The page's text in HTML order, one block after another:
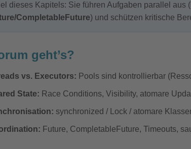
dieses Kapitels: Sie führen Aufgaben parallel aus (
CompletableFuture) und schützen kritische
geht’s?
vs. Executors: Pools sind kontrollierbar
State: Race Conditions, Visibility, atomare
synchronized / Lock / atomare
Future, CompletableFuture, Timeouts,